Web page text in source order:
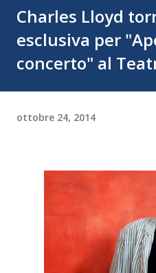
Charles Lloyd
esclusiva per
concerto" al
ottobre 24, 2014